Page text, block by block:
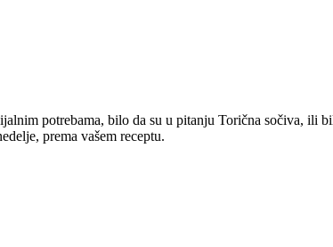
potrebama, bilo da su u pitanju Torična sočiva, ili
prema vašem receptu.